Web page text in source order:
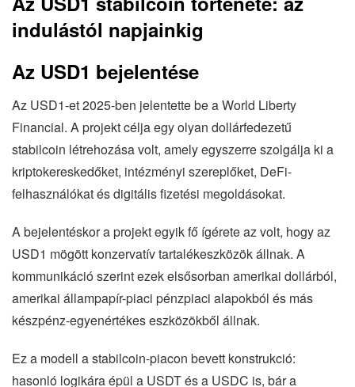
indulástól napjainkig
Az USD1 bejelentése
Az USD1-et 2025-ben jelentette be a World Liberty
Financial. A projekt célja egy olyan dollárfedezetű
stabilcoin létrehozása volt, amely egyszerre szolgálja ki a
kriptokereskedőket, intézményi szereplőket, DeFi-
felhasználókat és digitális fizetési megoldásokat.
A bejelentéskor a projekt egyik fő ígérete az volt, hogy az
USD1 mögött konzervatív tartalékeszközök állnak. A
kommunikáció szerint ezek elsősorban amerikai dollárból,
amerikai állampapír-piaci pénzpiaci alapokból és más
készpénz-egyenértékes eszközökből állnak.
Ez a modell a stabilcoin-piacon bevett konstrukció:
hasonló logikára épül a USDT és a USDC is, bár a